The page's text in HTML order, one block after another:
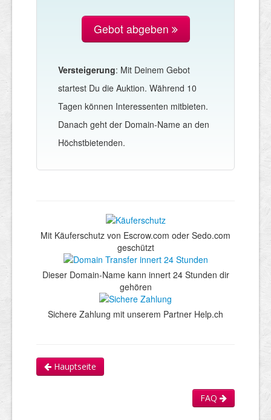
Gebot abgeben
Versteigerung: Mit Deinem Gebot
startest Du die Auktion. Während 10
Tagen können Interessenten mitbieten.
Danach geht der Domain-Name an den
Höchstbietenden.
Mit Käuferschutz von Escrow.com oder Sedo.com
geschützt
Dieser Domain-Name kann innert 24 Stunden dir
gehören
Sichere Zahlung mit unserem Partner Help.ch
Hauptseite
FAQ